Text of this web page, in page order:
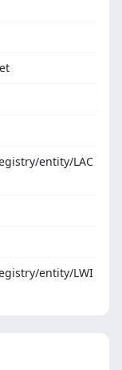
entity/LAC
entity/LWI